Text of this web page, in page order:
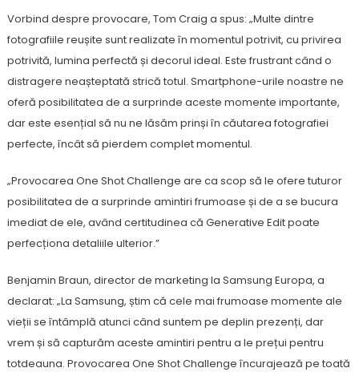
Vorbind despre provocare, Tom Craig a spus: „Multe dintre
fotografiile reușite sunt realizate în momentul potrivit, cu privirea
potrivită, lumina perfectă și decorul ideal. Este frustrant când o
distragere neașteptată strică totul. Smartphone-urile noastre ne
oferă posibilitatea de a surprinde aceste momente importante,
dar este esențial să nu ne lăsăm prinși în căutarea fotografiei
perfecte, încât să pierdem complet momentul.
„Provocarea One Shot Challenge are ca scop să le ofere tuturor
posibilitatea de a surprinde amintiri frumoase și de a se bucura
imediat de ele, având certitudinea că Generative Edit poate
perfecționa detaliile ulterior.”
Benjamin Braun, director de marketing la Samsung Europa, a
declarat: „La Samsung, știm că cele mai frumoase momente ale
vieții se întâmplă atunci când suntem pe deplin prezenți, dar
vrem și să capturăm aceste amintiri pentru a le prețui pentru
totdeauna. Provocarea One Shot Challenge încurajează pe toată